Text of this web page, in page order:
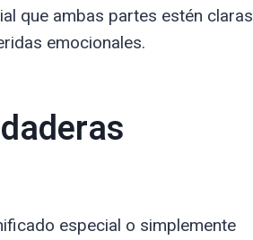
que ambas partes estén claras
emocionales.
especial o simplemente